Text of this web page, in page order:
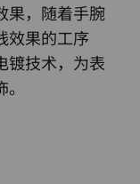
果，随着手腕
效果的工序
镀技术，为表